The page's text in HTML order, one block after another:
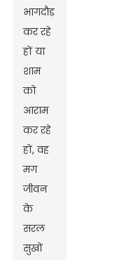
भागदौड़
कर रहे
हों या
शाम
को
आराम
कर रहे
हों, वह
मग
जीवन
के
सरल
सुखों